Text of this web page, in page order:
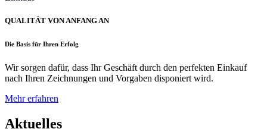
QUALITÄT VON ANFANG AN
Die Basis für Ihren Erfolg
Wir sorgen dafür, dass Ihr Geschäft durch den perfekten Einkauf
nach Ihren Zeichnungen und Vorgaben disponiert wird.
Mehr erfahren
Aktuelles